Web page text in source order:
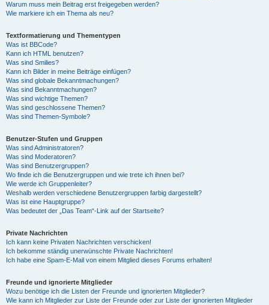
Warum muss mein Beitrag erst freigegeben werden?
Wie markiere ich ein Thema als neu?
Textformatierung und Thementypen
Was ist BBCode?
Kann ich HTML benutzen?
Was sind Smilies?
Kann ich Bilder in meine Beiträge einfügen?
Was sind globale Bekanntmachungen?
Was sind Bekanntmachungen?
Was sind wichtige Themen?
Was sind geschlossene Themen?
Was sind Themen-Symbole?
Benutzer-Stufen und Gruppen
Was sind Administratoren?
Was sind Moderatoren?
Was sind Benutzergruppen?
Wo finde ich die Benutzergruppen und wie trete ich ihnen bei?
Wie werde ich Gruppenleiter?
Weshalb werden verschiedene Benutzergruppen farbig dargestellt?
Was ist eine Hauptgruppe?
Was bedeutet der „Das Team“-Link auf der Startseite?
Private Nachrichten
Ich kann keine Privaten Nachrichten verschicken!
Ich bekomme ständig unerwünschte Private Nachrichten!
Ich habe eine Spam-E-Mail von einem Mitglied dieses Forums erhalten!
Freunde und ignorierte Mitglieder
Wozu benötige ich die Listen der Freunde und ignorierten Mitglieder?
Wie kann ich Mitglieder zur Liste der Freunde oder zur Liste der ignorierten Mitglieder